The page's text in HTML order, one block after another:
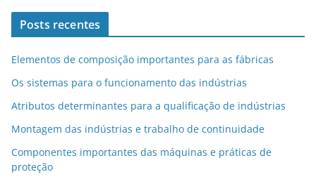
Posts recentes
Elementos de composição importantes para as fábricas
Os sistemas para o funcionamento das indústrias
Atributos determinantes para a qualificação de indústrias
Montagem das indústrias e trabalho de continuidade
Componentes importantes das máquinas e práticas de
proteção